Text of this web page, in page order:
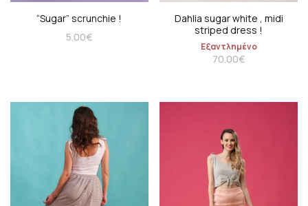
“Sugar” scrunchie !
5.00€
Dahlia sugar white , midi
striped dress !
Εξαντλημένο
70.00€